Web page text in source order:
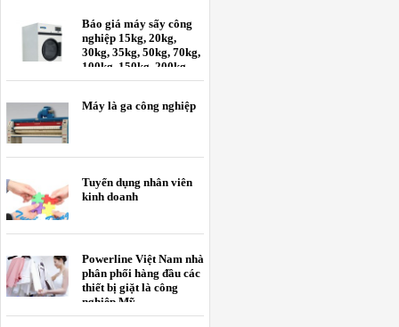
Báo giá máy sấy công
nghiệp 15kg, 20kg,
30kg, 35kg, 50kg, 70kg,
100kg, 150kg, 200kg
Máy là ga công nghiệp
Tuyển dụng nhân viên
kinh doanh
Powerline Việt Nam nhà
phân phối hàng đầu các
thiết bị giặt là công
nghiệp Mỹ.